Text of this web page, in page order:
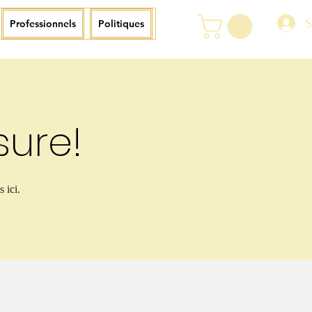
Professionnels Politiques
ici.